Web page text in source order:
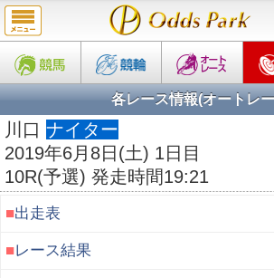
各レース情報(オートレ
川口 ナイター
2019年6月8日(土) 1日目
10R(予選) 発走時間19:21
■出走表
■レース結果